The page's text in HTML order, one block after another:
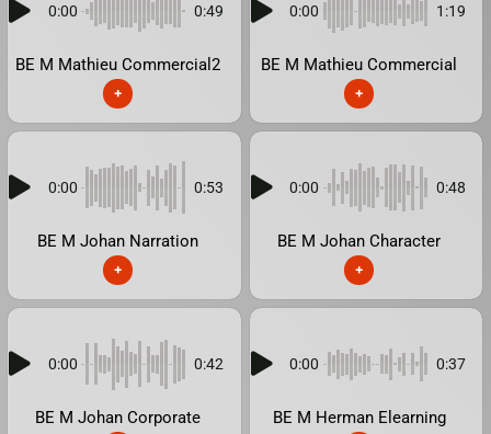
0:00 0:49
BE M Mathieu Commercial2
+
0:00 1:19
BE M Mathieu Commercial
+
0:00 0:53
BE M Johan Narration
+
0:00 0:48
BE M Johan Character
+
0:00 0:42
BE M Johan Corporate
0:00 0:37
BE M Herman Elearning